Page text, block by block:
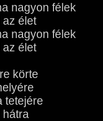
nagyon félek
az élet
nagyon félek
az élet
körte
tetejére
hátra